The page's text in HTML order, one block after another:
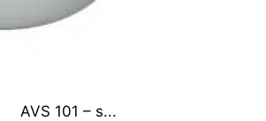
AVS 101 – s...